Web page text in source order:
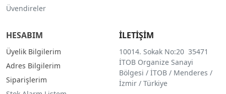
Üvendireler
HESABIM
Üyelik Bilgilerim
Adres Bilgilerim
Siparişlerim
İLETİŞİM
10014. Sokak No:20 35471
İTOB Organize Sanayi
Bölgesi / İTOB / Menderes /
İzmir / Türkiye